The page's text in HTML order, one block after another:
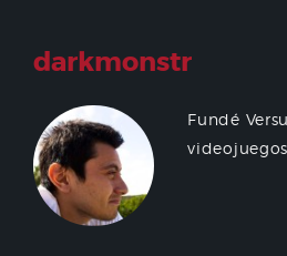
darkmonstr
Fundé
videojuegos.